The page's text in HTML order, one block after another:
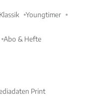
Youngtimer
Abo & Hefte
Print